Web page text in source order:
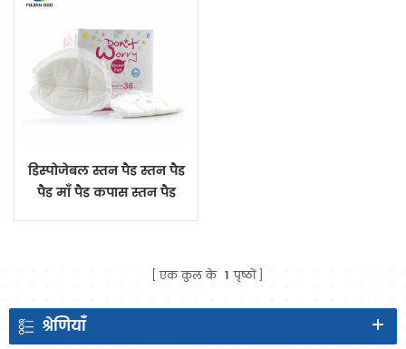
डिस्पोजेबल स्तन पैड स्तन पैड
पैड माँ पैड कपास स्तन पैड
एक कुल के 1 पृष्ठों
श्रेणियाँ